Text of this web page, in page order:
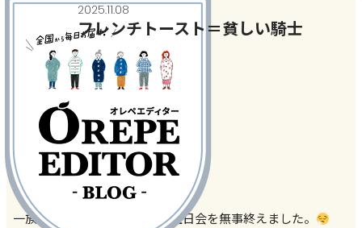
2025.11.08
フレンチトースト＝貧しい騎士
今日、何作った？
#フレンチトースト
一族だけを招いてのクマ夫誕生日会を無事終えました。